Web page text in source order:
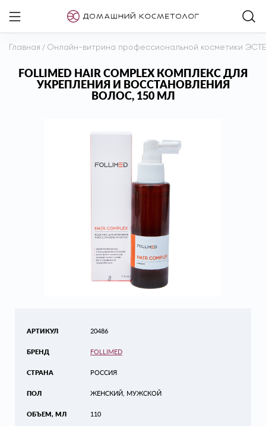
Главная / Онлайн-витрина профессиональной косметики
FOLLIMED HAIR COMPLEX КОМПЛЕКС ДЛЯ
УКРЕПЛЕНИЯ И ВОССТАНОВЛЕНИЯ
ВОЛОС, 150 МЛ
АРТИКУЛ
БРЕНД
СТРАНА
ПОЛ
ОБЪЕМ, МЛ
20486
FOLLIMED
РОССИЯ
ЖЕНСКИЙ, МУЖСКОЙ
110